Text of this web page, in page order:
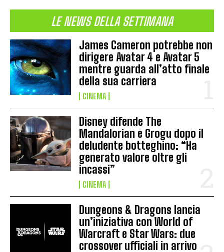
LE NEWS DELLA SETTIMANA
James Cameron potrebbe non
dirigere Avatar 4 e Avatar 5
mentre guarda all’atto finale
della sua carriera
CINEMA
Disney difende The
Mandalorian e Grogu dopo il
deludente botteghino: “Ha
generato valore oltre gli
incassi”
CINEMA
Dungeons & Dragons lancia
un’iniziativa con World of
Warcraft e Star Wars: due
crossover ufficiali in arrivo